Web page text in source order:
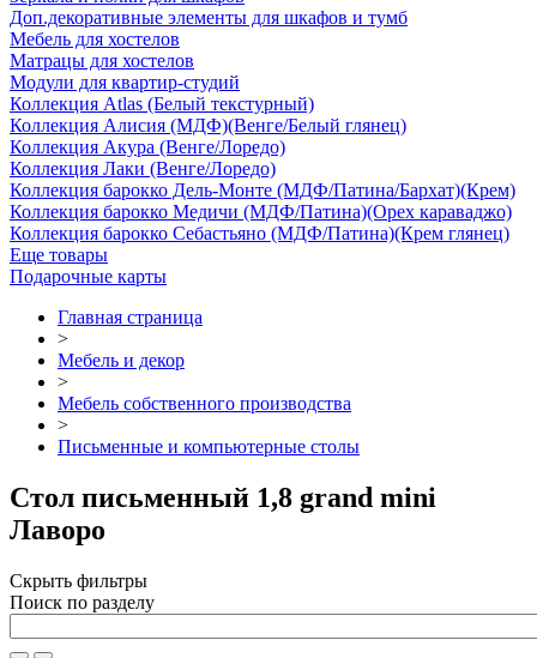
Доп.декоративные элементы для шкафов и тумб
Мебель для хостелов
Матрацы для хостелов
Модули для квартир-студий
Коллекция Atlas (Белый текстурный)
Коллекция Алисия (МДФ)(Венге/Белый глянец)
Коллекция Акура (Венге/Лоредо)
Коллекция Лаки (Венге/Лоредо)
Коллекция барокко Дель-Монте (МДФ/Патина/Бархат)(Крем)
Коллекция барокко Медичи (МДФ/Патина)(Орех караваджо)
Коллекция барокко Себастьяно (МДФ/Патина)(Крем глянец)
Еще товары
Подарочные карты
Главная страница
>
Мебель и декор
>
Мебель собственного производства
>
Письменные и компьютерные столы
Стол письменный 1,8 grand mini
Лаворо
Скрыть фильтры
Поиск по разделу